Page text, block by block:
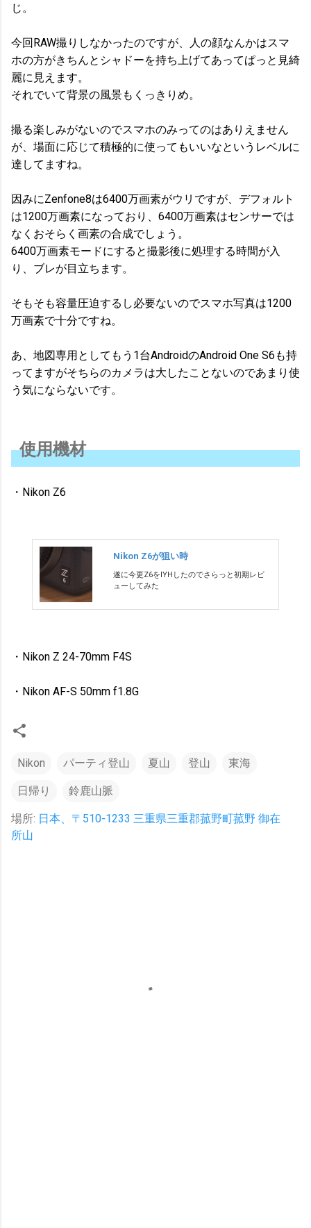
じ。
今回RAW撮りしなかったのですが、人の顔なんかはスマ
ホの方がきちんとシャドーを持ち上げてあってぱっと見綺
麗に見えます。
それでいて背景の風景もくっきりめ。
撮る楽しみがないのでスマホのみってのはありえません
が、場面に応じて積極的に使ってもいいなというレベルに
達してますね。
因みにZenfone8は6400万画素がウリですが、デフォルト
は1200万画素になっており、6400万画素はセンサーでは
なくおそらく画素の合成でしょう。
6400万画素モードにすると撮影後に処理する時間が入
り、ブレが目立ちます。
そもそも容量圧迫するし必要ないのでスマホ写真は1200
万画素で十分ですね。
あ、地図専用としてもう1台AndroidのAndroid One S6も持
ってますがそちらのカメラは大したことないのであまり使
う気にならないです。
使用機材
・Nikon Z6
Nikon Z6が狙い時
遂に今更Z6をIYHしたのでさらっと初期レビ
ューしてみた
・Nikon Z 24-70mm F4S
・Nikon AF-S 50mm f1.8G
Nikon パーティ登山 夏山 登山 東海
日帰り 鈴鹿山脈
場所: 日本、〒510-1233 三重県三重郡菰野町菰野 御在
所山